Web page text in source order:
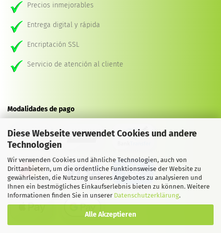
Diese Webseite verwendet Cookies und andere
Technologien
Wir verwenden Cookies und ähnliche Technologien, auch von
Drittanbietern, um die ordentliche Funktionsweise der Website zu
gewährleisten, die Nutzung unseres Angebotes zu analysieren und
Ihnen ein bestmögliches Einkaufserlebnis bieten zu können. Weitere
Informationen finden Sie in unserer Datenschutzerklärung.
Alle Akzeptieren
Precios inmejorables
Entrega digital y rápida
Encriptación SSL
Servicio de atención al cliente
Modalidades de pago